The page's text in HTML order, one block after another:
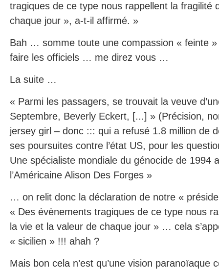
tragiques de ce type nous rappellent la fragilité
chaque jour », a-t-il affirmé. »
Bah … somme toute une compassion « feinte
faire les officiels … me direz vous …
La suite …
« Parmi les passagers, se trouvait la veuve
Septembre, Beverly Eckert, [...] » (Précision,
jersey girl – donc ::: qui a refusé 1.8 million de
ses poursuites contre l’état US, pour les
Une spécialiste mondiale du génocide de 1994
l’Américaine Alison Des Forges »
… on relit donc la déclaration de notre «
« Des évènements tragiques de ce type nous
la vie et la valeur de chaque jour » … cela
« sicilien » !!! ahah ?
Mais bon cela n’est qu’une vision paranoïaque